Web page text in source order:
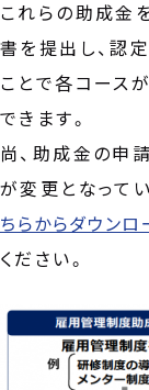
これらの助成金
書を提出し、認
ことで各コース
できます。
尚、助成金の申
が変更となって
ちらからダウンロ
ください。